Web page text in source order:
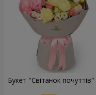
Букет "Світанок почуттів"